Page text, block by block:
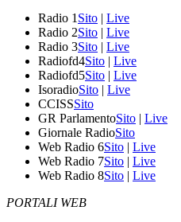
Radio 1 Sito | Live
Radio 2Sito | Live
Radio 3Sito | Live
Radiofd4Sito | Live
Radiofd5Sito | Live
IsoradioSito | Live
CCISSSito
GR ParlamentoSito | Live
Giornale RadioSito
Web Radio 6Sito | Live
Web Radio 7Sito | Live
Web Radio 8Sito | Live
PORTALI WEB